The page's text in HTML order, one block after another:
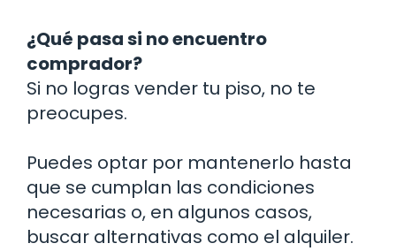
¿Qué pasa si no encuentro
comprador?
Si no logras vender tu piso, no te
preocupes.
Puedes optar por mantenerlo hasta
que se cumplan las condiciones
necesarias o, en algunos casos,
buscar alternativas como el alquiler.